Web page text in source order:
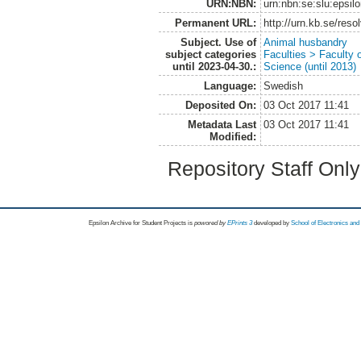
URN:NBN:
Permanent URL:
http://urn.kb.se/
Subject. Use of
subject categories
until 2023-04-30.:
Animal husbandry
Faculties > Faculty
Science (until 2013)
Language:
Swedish
Deposited On:
03 Oct 2017 11:41
Metadata Last
Modified:
03 Oct 2017 11:41
Repository Staff
Epsilon Archive for Student Projects is powored byEPrints 3 developed by School of Electronics